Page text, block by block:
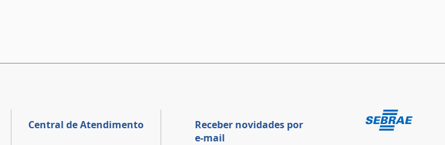
Central de Atendimento
Receber novidades por
e-mail